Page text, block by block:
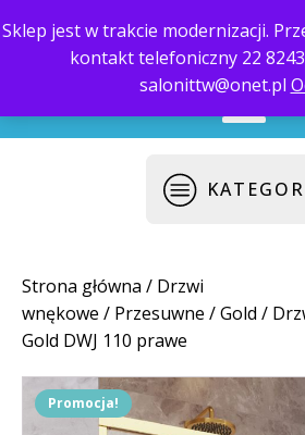
Sklep jest w trakcie modernizacji.
kontakt telefoniczny 22
salonittw@onet.pl
biuro@saloni.pl 22
Strona główna / Drzwi
wnękowe / Przesuwne /Gold /
Gold DWJ 110 prawe
Promocja!